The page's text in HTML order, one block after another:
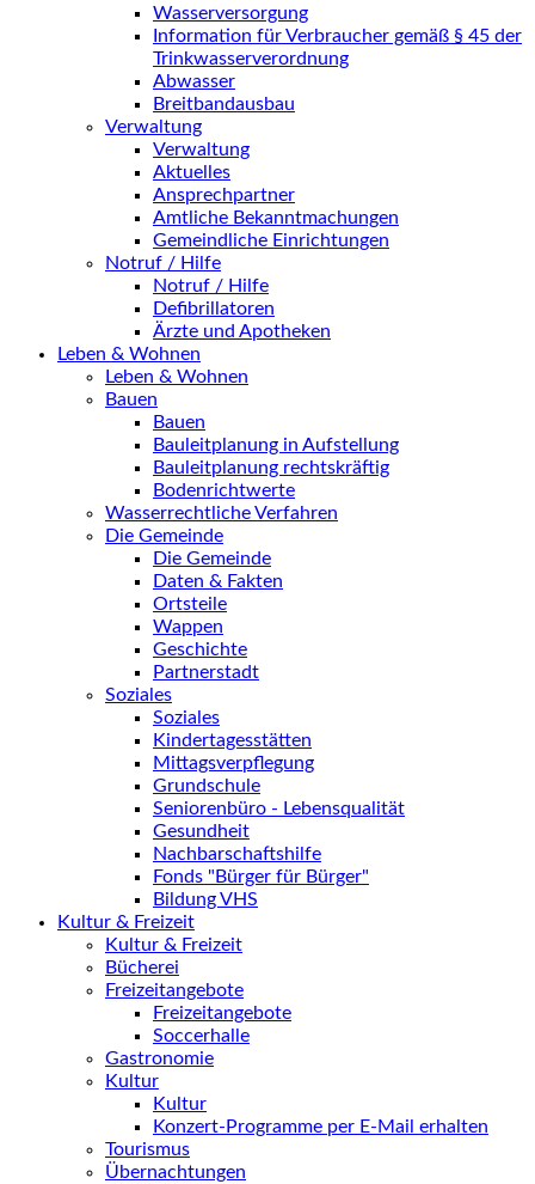
Wasserversorgung
Information für Verbraucher gemäß § 45 der
Trinkwasserverordnung
Abwasser
Breitbandausbau
Verwaltung
Verwaltung
Aktuelles
Ansprechpartner
Amtliche Bekanntmachungen
Gemeindliche Einrichtungen
Notruf / Hilfe
Notruf / Hilfe
Defibrillatoren
Ärzte und Apotheken
Leben & Wohnen
Leben & Wohnen
Bauen
Bauen
Bauleitplanung in Aufstellung
Bauleitplanung rechtskräftig
Bodenrichtwerte
Wasserrechtliche Verfahren
Die Gemeinde
Die Gemeinde
Daten & Fakten
Ortsteile
Wappen
Geschichte
Partnerstadt
Soziales
Soziales
Kindertagesstätten
Mittagsverpflegung
Grundschule
Seniorenbüro - Lebensqualität
Gesundheit
Nachbarschaftshilfe
Fonds "Bürger für Bürger"
Bildung VHS
Kultur & Freizeit
Kultur & Freizeit
Bücherei
Freizeitangebote
Freizeitangebote
Soccerhalle
Gastronomie
Kultur
Kultur
Konzert-Programme per E-Mail erhalten
Tourismus
Übernachtungen